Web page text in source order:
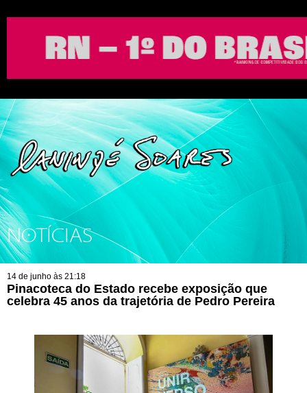
NOTÍCIAS
14 de junho às 21:18
Pinacoteca do Estado recebe exposição que
celebra 45 anos da trajetória de Pedro Pereira